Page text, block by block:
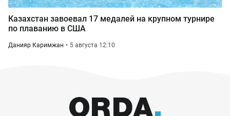
Казахстан завоевал 17 медалей на крупном турнире
по плаванию в США
Данияр Каримжан 5 августа 12:10